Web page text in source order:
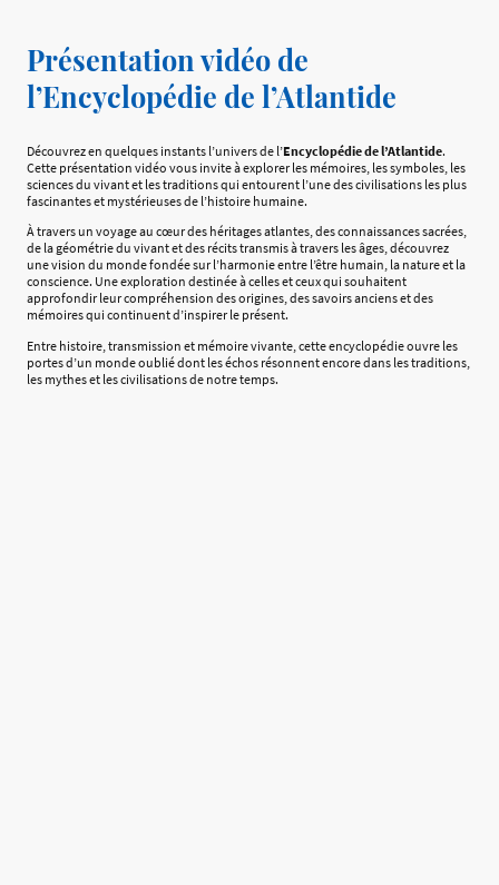
Présentation vidéo de
l’Encyclopédie de l’Atlantide
Découvrez en quelques instants l’univers de l’Encyclopédie de l’Atlantide.
Cette présentation vidéo vous invite à explorer les mémoires, les symboles, les
sciences du vivant et les traditions qui entourent l’une des civilisations les plus
fascinantes et mystérieuses de l’histoire humaine.
À travers un voyage au cœur des héritages atlantes, des connaissances sacrées,
de la géométrie du vivant et des récits transmis à travers les âges, découvrez
une vision du monde fondée sur l’harmonie entre l’être humain, la nature et la
conscience. Une exploration destinée à celles et ceux qui souhaitent
approfondir leur compréhension des origines, des savoirs anciens et des
mémoires qui continuent d’inspirer le présent.
Entre histoire, transmission et mémoire vivante, cette encyclopédie ouvre les
portes d’un monde oublié dont les échos résonnent encore dans les traditions,
les mythes et les civilisations de notre temps.